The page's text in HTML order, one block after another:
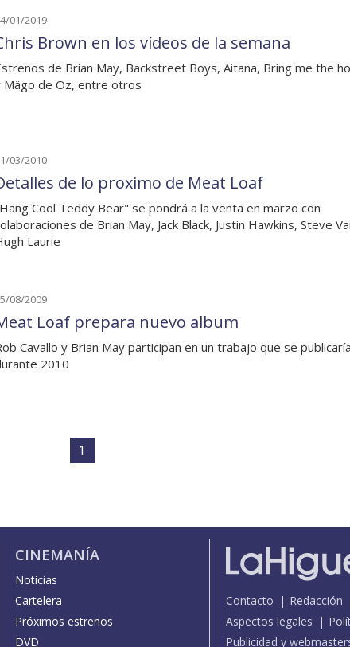
01/2019
Brown en los vídeos de la semana
de Brian May, Backstreet Boys, Aitana, Bring me the
Mägo de Oz, entre otros
03/2010
de lo proximo de Meat Loaf
Cool Teddy Bear" se pondrá a la venta en marzo con
de Brian May, Jack Black, Justin Hawkins, Steve
Laurie
08/2009
Loaf prepara nuevo album
Cavallo y Brian May participan en un trabajo que se publicaría
2010
1
CINEMANÍA
Noticias
Cartelera
Próximos estrenos
DVD
Contacto Redacción
Aspectos legales
Publicidad y